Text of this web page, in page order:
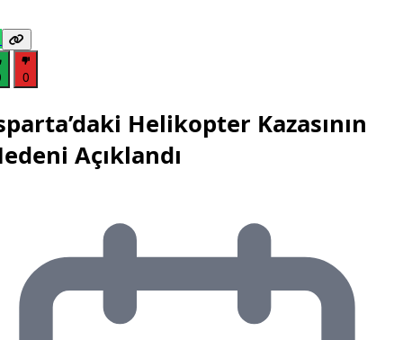
0
Helikopter Kazasının
Açıklandı